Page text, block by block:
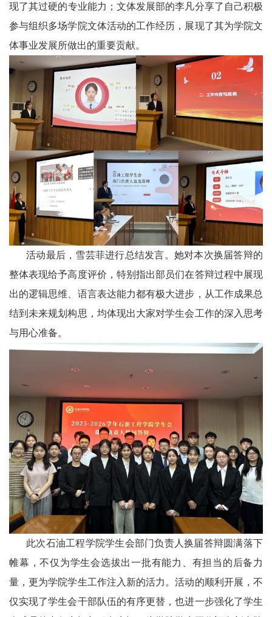
现了其过硬的专业能力；文体发展部的李凡分享了自己积极
参与组织多场学院文体活动的工作经历 ， 展现了其为学院文
体事业发展所做出的重要贡献。
活动最后，雪芸菲进行总结发言。她对本次换届答辩的
整体表现给予高度评价，特别指出部员们在答辩过程中展现
出的逻辑思维、语言表达能力都有极大进步，从工作成果总
结到未来规划构思，均体现出大家对学生会工作的深入思考
与用心准备。
此次石油工程学院学生会部门负责人换届答辩圆满落下
帷幕，不仅为学生会选拔出一批有能力、有担当的后备力
量，更为学院学生工作注入新的活力。活动的顺利开展，不
仅实现了学生会干部队伍的有序更替，也进一步强化了学生